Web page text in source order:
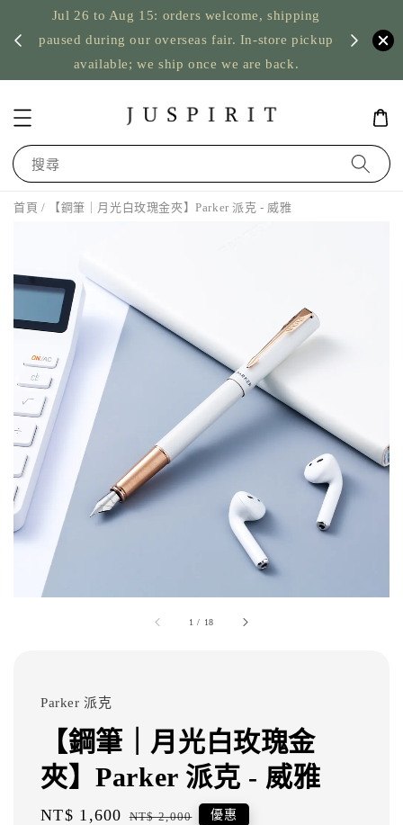
Jul 26 to Aug 15: orders welcome, shipping
paused during our overseas fair. In-store pickup
available; we ship once we are back.
US
搜尋
首頁 / 【鋼筆｜月光白玫瑰金夾】Parker 派克 - 威雅
1 / 18
Parker 派克
【鋼筆｜月光白玫瑰金
夾】Parker 派克 - 威雅
Sale
NT$ 1,600 Regular
NT$ 2,000 優惠